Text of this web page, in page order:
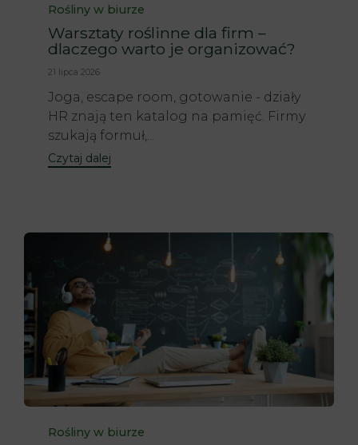
Category
Rośliny w biurze
Warsztaty roślinne dla firm –
dlaczego warto je organizować?
21 lipca 2026
Joga, escape room, gotowanie - działy
HR znają ten katalog na pamięć. Firmy
szukają formuł,...
Czytaj dalej
Category
Rośliny w biurze